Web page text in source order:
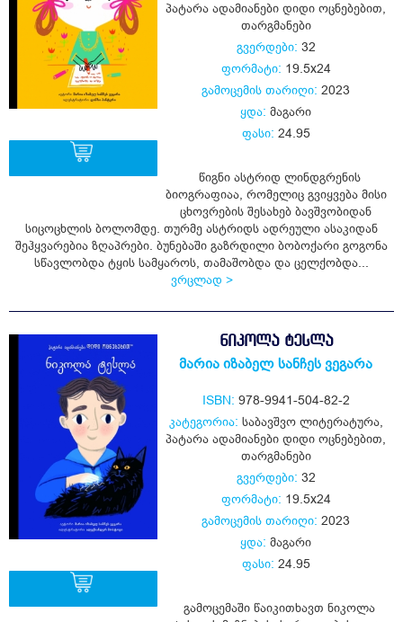
პატარა ადამიანები დიდი ოცნებებით
თარგმანები
გვერდები: 32
ფორმატი: 19.5x24
გამოცემის თარიღი: 2023
ყდა: მაგარი
ფასი: 24.95
წიგნი ასტრიდ ლინდგრენის
ბიოგრაფიაა, რომელიც გვიყვება მისი
ცხოვრების შესახებ ბავშვობიდან
სიცოცხლის ბოლომდე. თურმე ასტრიდს ადრეული ასაკიდან
შეჰყვარებია ზღაპრები. ბუნებაში გაზრდილი ბობოქარი გოგონა
სწავლობდა ტყის სამყაროს, თამაშობდა და ცელქობდა...
ვრცლად >
ᲜᲘᲙᲝᲚᲐ ᲢᲔᲡᲚᲐ
მარია იზაბელ სანჩეს ვეგარა
ISBN: 978-9941-504-82-2
კატეგორია: საბავშვო ლიტერატურა,
პატარა ადამიანები დიდი ოცნებებით
თარგმანები
გვერდები: 32
ფორმატი: 19.5x24
გამოცემის თარიღი: 2023
ყდა: მაგარი
ფასი: 24.95
გამოცემაში წაიკითხავთ ნიკოლა